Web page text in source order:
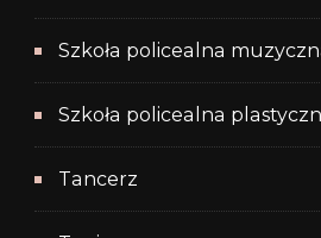
Szkoła policealna
Szkoła policealna
Tancerz